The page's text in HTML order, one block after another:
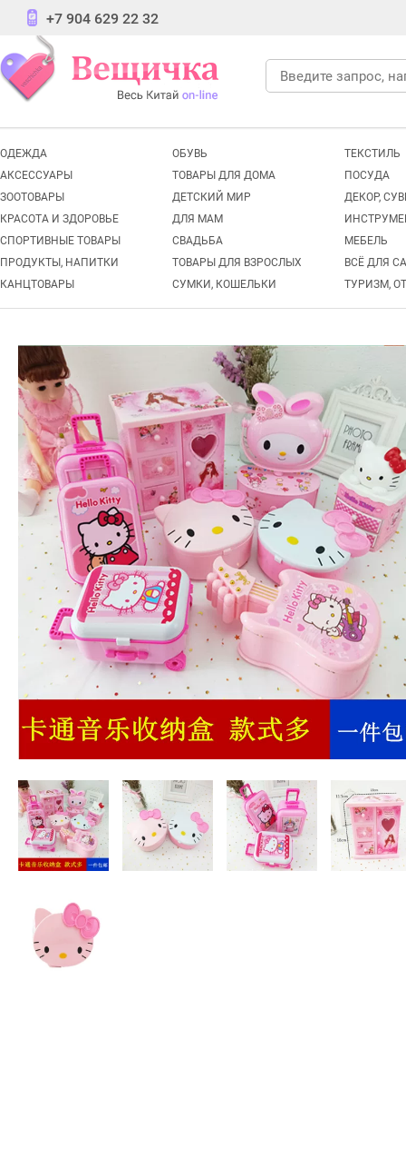
+7 904 629 22 32
ОДЕЖДА ОБУВЬ
ТЕКСТИЛЬ
АКСЕССУАРЫ
ТОВАРЫ ДЛЯ ДОМА
ПОСУДА
ЗООТОВАРЫ
ДЕТСКИЙ МИР
ДЕКОР,
КРАСОТА И ЗДОРОВЬЕ
ДЛЯ МАМ
СПОРТИВНЫЕ ТОВАРЫ
СВАДЬБА
МЕБЕЛЬ
ПРОДУКТЫ, НАПИТКИ
ТОВАРЫ ДЛЯ ВЗРОСЛЫХ
ВСЁ ДЛЯ
КАНЦТОВАРЫ
СУМКИ, КОШЕЛЬКИ ТУРИЗМ,